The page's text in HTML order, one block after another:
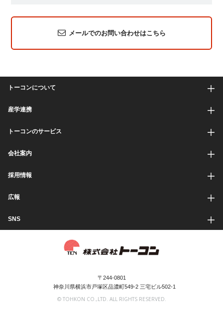
メールでのお問い合わせはこちら
トーコンについて
産学連携
トーコンのサービス
会社案内
採用情報
広報
SNS
〒244-0801
神奈川県横浜市戸塚区品濃町549-2 三宅ビル502-1
© TOHKON CO.,LTD. ALL RIGHTS RESERVED.